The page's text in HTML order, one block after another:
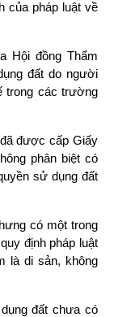
của pháp luật về
Hội đồng Thẩm
đất do người
trong các trường
được cấp Giấy
phân biệt có
sử dụng đất
có một trong
định pháp luật
là di sản, không
đất chưa có